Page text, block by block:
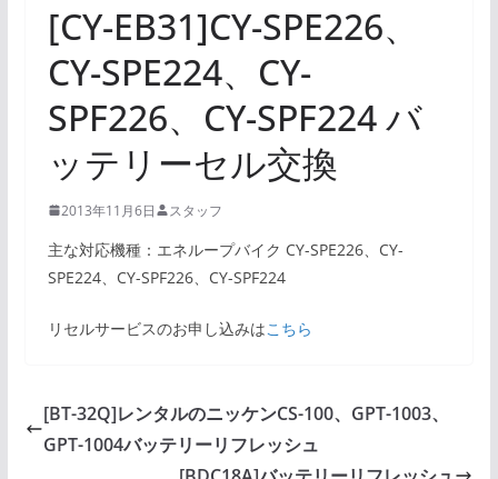
[CY-EB31]CY-SPE226、
CY-SPE224、CY-
SPF226、CY-SPF224 バ
ッテリーセル交換
2013年11月6日 スタッフ
主な対応機種：エネループバイク CY-SPE226、CY-
SPE224、CY-SPF226、CY-SPF224
リセルサービスのお申し込みはこちら
[BT-32Q]レンタルのニッケンCS-100、GPT-1003、
GPT-1004バッテリーリフレッシュ